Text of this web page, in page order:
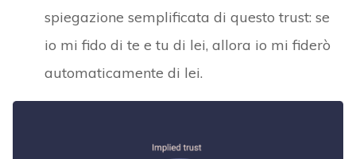
spiegazione semplificata di questo trust: se
io mi fido di te e tu di lei, allora io mi fiderò
automaticamente di lei.